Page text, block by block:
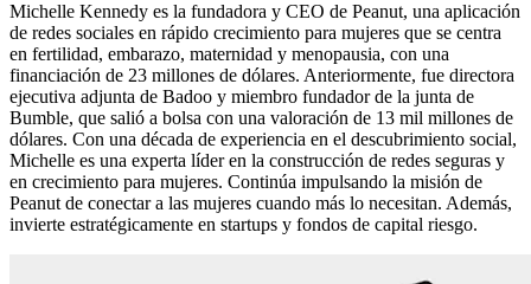
Michelle Kennedy es la fundadora y CEO de Peanut, una aplicación
de redes sociales en rápido crecimiento para mujeres que se centra
en fertilidad, embarazo, maternidad y menopausia, con una
financiación de 23 millones de dólares. Anteriormente, fue directora
ejecutiva adjunta de Badoo y miembro fundador de la junta de
Bumble, que salió a bolsa con una valoración de 13 mil millones de
dólares. Con una década de experiencia en el descubrimiento social,
Michelle es una experta líder en la construcción de redes seguras y
en crecimiento para mujeres. Continúa impulsando la misión de
Peanut de conectar a las mujeres cuando más lo necesitan. Además,
invierte estratégicamente en startups y fondos de capital riesgo.